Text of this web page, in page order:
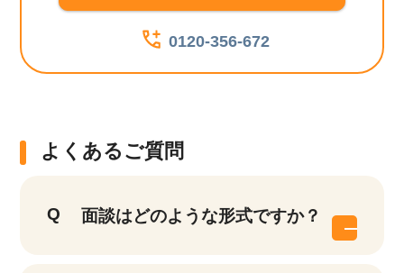
0120-356-672
よくあるご質問
面談はどのような形式ですか？